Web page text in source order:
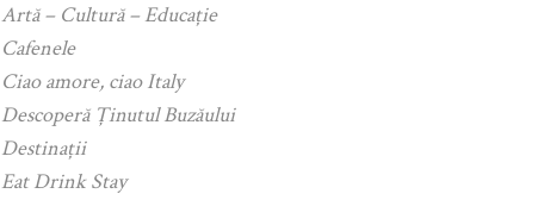
Artă – Cultură – Educație
Cafenele
Ciao amore, ciao Italy
Descoperă Ținutul Buzăului
Destinații
Eat Drink Stay